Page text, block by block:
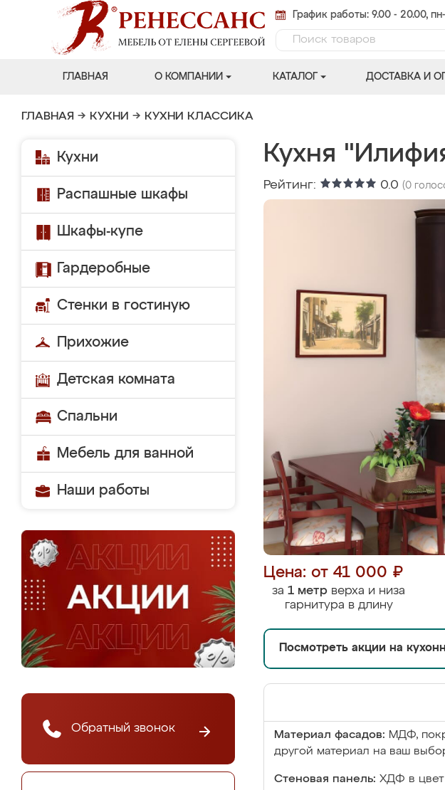
График работы: 9.00 - 20.00,
ГЛАВНАЯ О КОМПАНИИ КАТАЛОГ ДОСТАВКА И
ГЛАВНАЯ → КУХНИ → КУХНИ КЛАССИКА
Кухни
Распашные шкафы
Шкафы-купе
Гардеробные
Стенки в гостиную
Прихожие
Детская комната
Спальни
Мебель для ванной
Наши работы
Обратный звонок
Кухня
Рейтинг: 0.0 (0
Цена: от 41 000 ₽
за 1 метр верха и низа
гарнитура в длину
Посмотреть акции на
Материал фасадов: МДФ,
другой материал на ваш
Стеновая панель: ХДФ в